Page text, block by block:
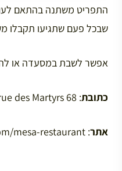
התפריט משתנה בהתאם
שבכל פעם שתגיעו תקבלו
אפשר לשבת במסעדה או
כתובת: 68 rue des Martyrs
אתר: https://www.hoyparis.com/mesa-restaurant